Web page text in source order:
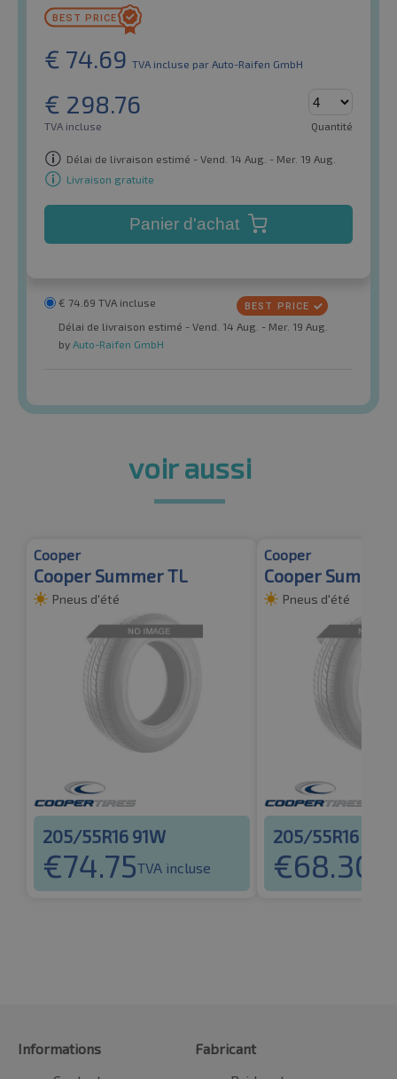
€ 74.69 TVA incluse par Auto-Raifen GmbH
€ 298.76
TVA incluse Quantité
Délai de livraison estimé - Vend. 14 Aug. - Mer. 19 Aug.
Livraison gratuite
Panier d'achat
€ 74.69 TVA incluse
Délai de livraison estimé - Vend. 14 Aug. - Mer. 19 Aug.
by Auto-Raifen GmbH
voir aussi
Cooper
Cooper Summer TL
Pneus d'été
205/55R16 91W
€74.75TVA incluse
Cooper
Cooper Summer
Pneus d'été
205/55R16 91H
€68.30
Informations
Fabricant